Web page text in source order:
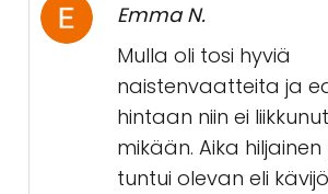
Emma N.
Mulla oli tosi hyviä
naistenvaatteita ja
hintaan niin ei
mikään. Aika
tuntui olevan eli